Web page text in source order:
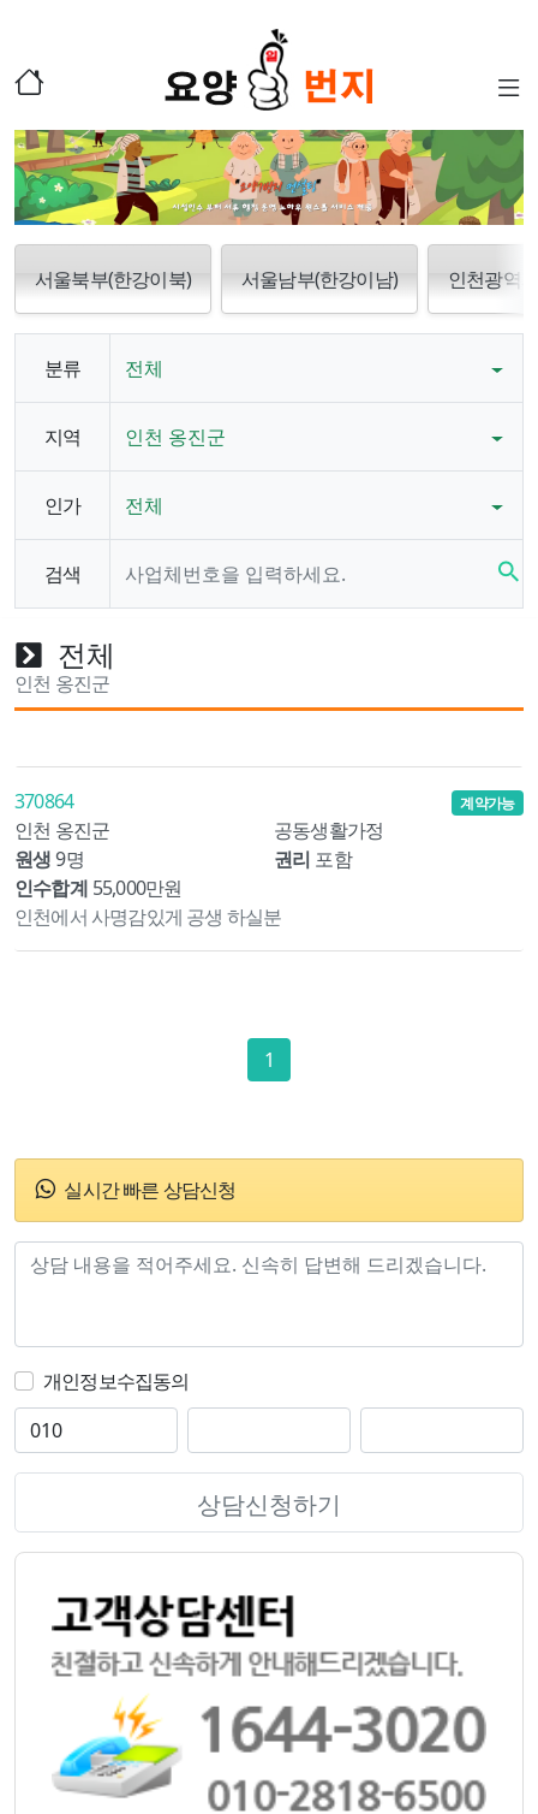
서울북부(한강이북) 서울남부(한강이남) 인천광역시
분류 전체
지역 인천 옹진군
인가 전체
검색 search
실시간 빠른 상담신청
개인정보수집동의
상담신청하기
전체
인천 옹진군
370864
인천 옹진군
공동생활가정
원생 9명 권리 포함
인수합계 55,000만원
계약가능
인천에서 사명감있게 공생 하실분
1